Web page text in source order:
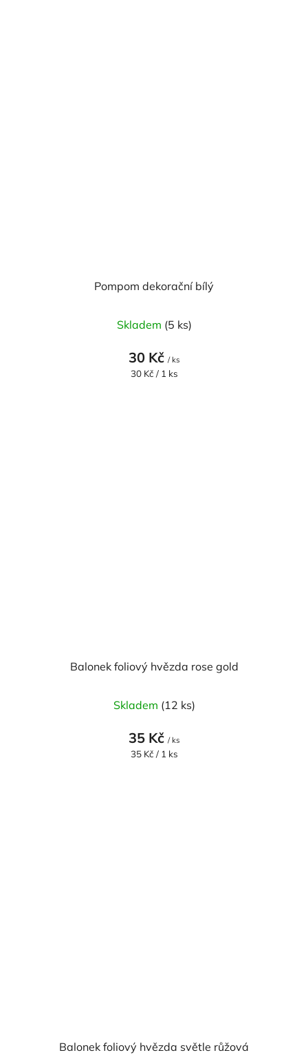
Pompom dekorační bílý
Skladem (5 ks)
30 Kč / ks
Měrná
30 Kč / 1 ks
Balonek foliový hvězda rose gold
Skladem (12 ks)
35 Kč / ks
Měrná
35 Kč / 1 ks
Balonek foliový hvězda světle růžová